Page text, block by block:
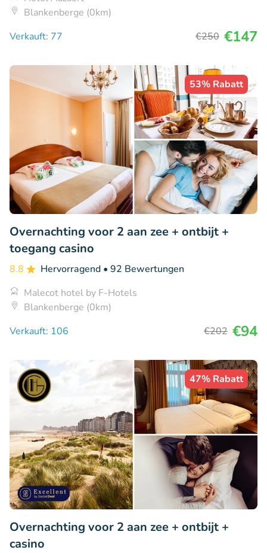
Blankenberge (0km)
Verkauft: 77
€250 €147
53% Rabatt
Overnachting voor 2 aan zee + ontbijt +
toegang casino
8.8 Hervorragend • 92 Bewertungen
Malecot hotel by F-Hotels
Blankenberge (0km)
Verkauft: 106
€202 €94
47% Rabatt
Overnachting voor 2 aan zee + ontbijt +
casino